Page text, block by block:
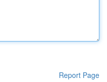
Report Page